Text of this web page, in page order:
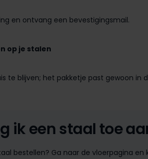
en ontvang een bevestigingsmail.
op je stalen
te blijven; het pakketje past gewoon in
ik een staal toe
bestellen? Ga naar de vloerpagina